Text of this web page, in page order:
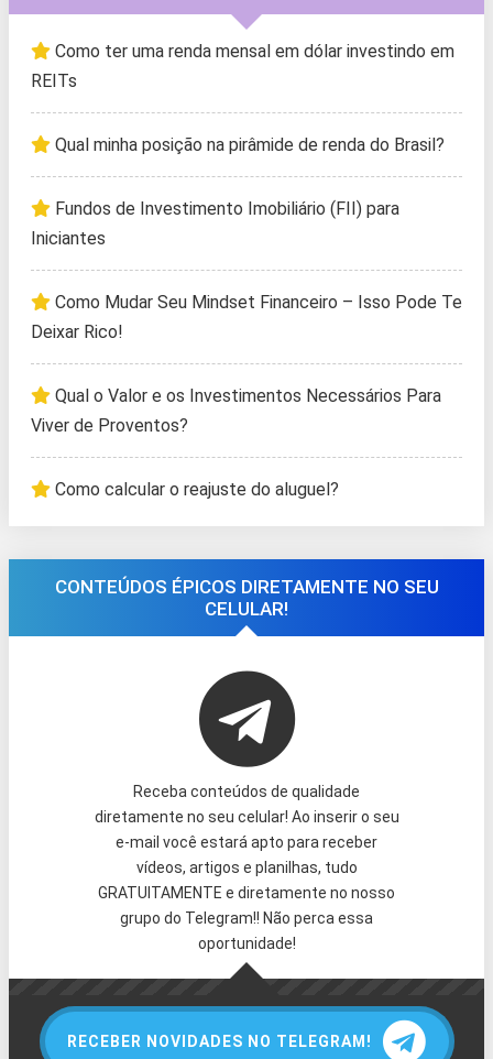
Como ter uma renda mensal em dólar investindo em
REITs
Qual minha posição na pirâmide de renda do Brasil?
Fundos de Investimento Imobiliário (FII) para
Iniciantes
Como Mudar Seu Mindset Financeiro – Isso Pode Te
Deixar Rico!
Qual o Valor e os Investimentos Necessários Para
Viver de Proventos?
Como calcular o reajuste do aluguel?
CONTEÚDOS ÉPICOS DIRETAMENTE NO SEU
CELULAR!
Receba conteúdos de qualidade
diretamente no seu celular! Ao inserir o seu
e-mail você estará apto para receber
vídeos, artigos e planilhas, tudo
GRATUITAMENTE e diretamente no nosso
grupo do Telegram!! Não perca essa
oportunidade!
RECEBER NOVIDADES NO TELEGRAM!